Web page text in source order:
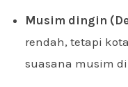
Musim dingin
rendah, tetapi
suasana musim